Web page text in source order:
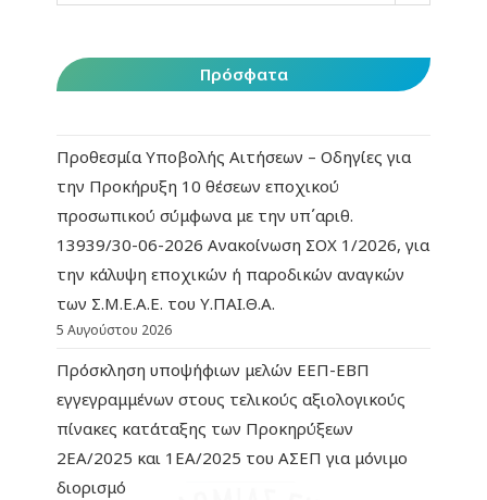
Πρόσφατα
Προθεσμία Υποβολής Αιτήσεων – Οδηγίες για
την Προκήρυξη 10 θέσεων εποχικού
προσωπικού σύμφωνα με την υπ΄αριθ.
13939/30-06-2026 Ανακοίνωση ΣΟΧ 1/2026, για
την κάλυψη εποχικών ή παροδικών αναγκών
των Σ.Μ.Ε.Α.Ε. του Υ.ΠΑΙ.Θ.Α.
5 Αυγούστου 2026
Πρόσκληση υποψήφιων μελών ΕΕΠ-ΕΒΠ
εγγεγραμμένων στους τελικούς αξιολογικούς
πίνακες κατάταξης των Προκηρύξεων
2ΕΑ/2025 και 1ΕΑ/2025 του ΑΣΕΠ για μόνιμο
διορισμό